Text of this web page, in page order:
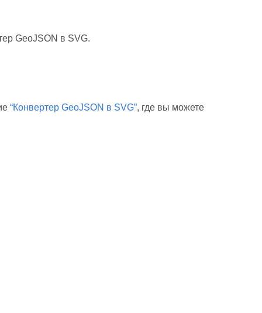
GeoJSON в SVG.
“Конвертер GeoJSON в SVG”, где вы можете